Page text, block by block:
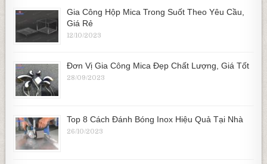
Gia Công Hộp Mica Trong Suốt Theo Yêu Cầu,
Giá Rẻ
12/10/2023
Đơn Vị Gia Công Mica Đẹp Chất Lượng, Giá Tốt
28/09/2023
Top 8 Cách Đánh Bóng Inox Hiệu Quả Tại Nhà
26/10/2023